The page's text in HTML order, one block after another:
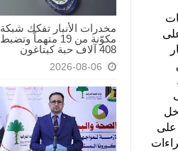
مخدرات الأنبار تفكك شبكة
مكوّنة من 19 متهماً وتضبط
408 آلاف حبة كبتاغون
2026-08-06
على